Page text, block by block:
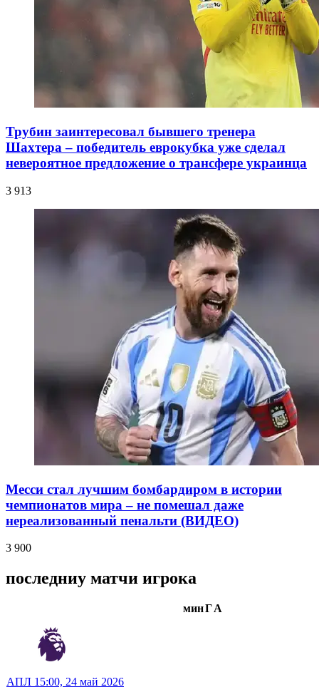
Трубин заинтересовал бывшего тренера
Шахтера – победитель еврокубка уже сделал
невероятное предложение о трансфере украинца
3 913
Месси стал лучшим бомбардиром в истории
чемпионатов мира – не помешал даже
нереализованный пенальти (ВИДЕО)
3 900
последниу матчи игрока
минГА
АПЛ 15:00, 24 май 2026